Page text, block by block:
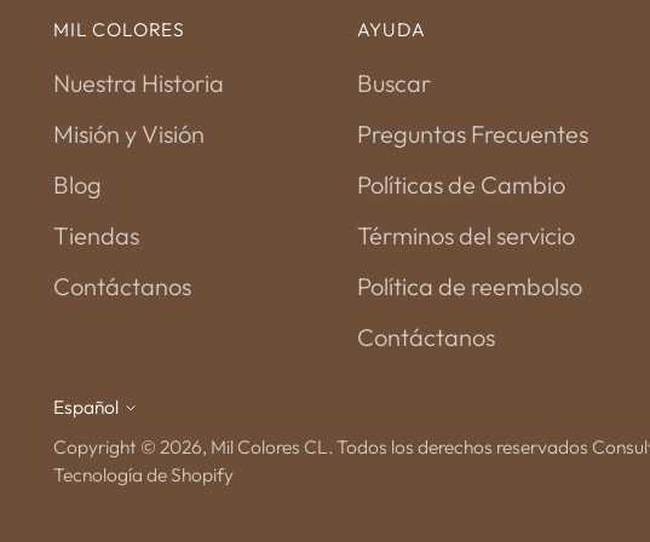
MIL COLORES
Nuestra Historia
Misión y Visión
Blog
Tiendas
Contáctanos
AYUDA
Buscar
Preguntas Frecuentes
Políticas de Cambio
Términos del servicio
Política de reembolso
Contáctanos
idioma
Español
Copyright © 2026, Mil Colores CL. Todos los derechos reservados
Tecnología de Shopify